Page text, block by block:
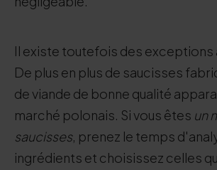
Il existe toutefois des exceptions
De plus en plus de saucisses
de viande de bonne qualité
marché polonais. Si vous êtes un
saucisses, prenez le temps
ingrédients et choisissez celles